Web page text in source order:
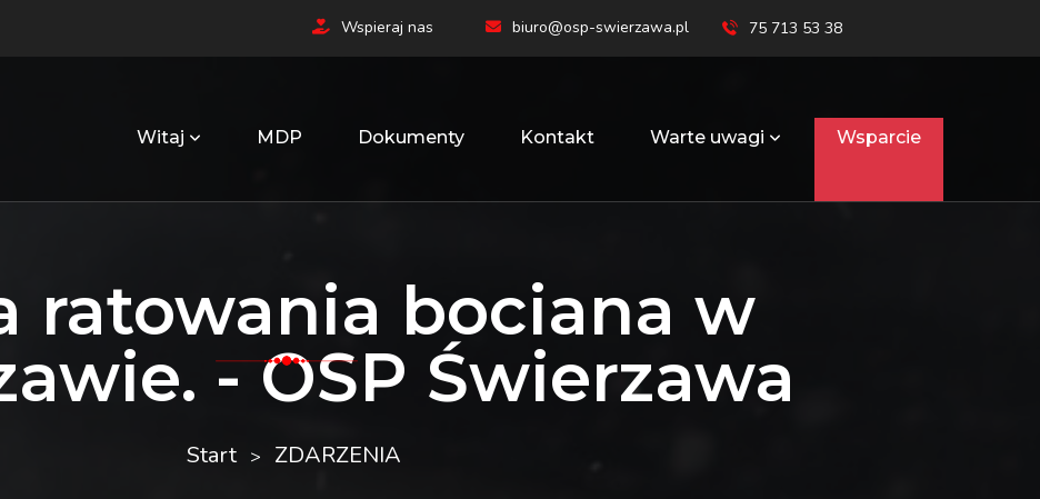
Wspieraj nas biuro@osp-swierzawa.pl 75 713 53 38
Witaj MDP Dokumenty Kontakt Warte uwagi Wsparcie
ratowania bociana w
- OSP Świerzawa
Start ZDARZENIA